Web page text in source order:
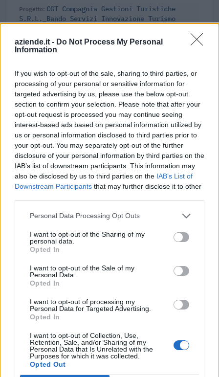
aziende.it - Do Not Process My Personal
Information
If you wish to opt-out of the sale, sharing to third parties, or
processing of your personal or sensitive information for
targeted advertising by us, please use the below opt-out
section to confirm your selection. Please note that after your
opt-out request is processed you may continue seeing
interest-based ads based on personal information utilized by
us or personal information disclosed to third parties prior to
your opt-out. You may separately opt-out of the further
disclosure of your personal information by third parties on the
IAB’s list of downstream participants. This information may
also be disclosed by us to third parties on the IAB’s List of
Downstream Participants that may further disclose it to other
Personal Data Processing Opt Outs
I want to opt-out of the Sharing of my
personal data.
Opted In
I want to opt-out of the Sale of my
Personal Data.
Opted In
I want to opt-out of processing my
Personal Data for Targeted Advertising.
Opted In
I want to opt-out of Collection, Use,
Retention, Sale, and/or Sharing of my
Personal Data that Is Unrelated with the
Purposes for which it was collected.
Opted Out
CGT Compagnia Gestioni Turistiche
S.R.L._Bando Servizi Innovazione Turismo
Ciclo di programmazione 2014-2020
verificabile sul portale OpenCoesione. Dati aggiornati al 2026-08-02.
Aiuti di Stato e contributi pubblici
C.g.t. - *compagnia Gestioni Turistiche S.r.l. risulta
beneficiaria di 37 aiuti o contributi pubblici per un totale di
almeno 1.447.094 euro (2020–2026).
2026-05-25
modificato da art. 1, c. 265
101.013 euro
PARTECIPAZIONE FIERE ED EVENTI
PROMOZIONALI
Regione Autonoma della Sardegna - Direzione
generale del turismo, artigianato e
533 euro
PARTECIPAZIONE FIERE ED EVENTI
PROMOZIONALI
Regione Autonoma della Sardegna - Direzione